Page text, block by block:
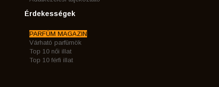
Érdekességek
PARFÜM MAGAZIN
Várható parfümök
Top 10 női illat
Top 10 férfi illat